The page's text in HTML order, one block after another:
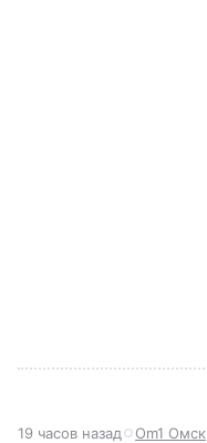
19 часов назад Om1 Омск